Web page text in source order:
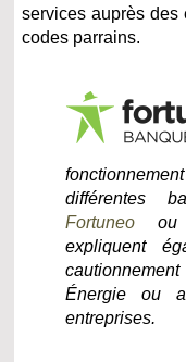
services auprès des
codes parrains.
différentes
Fortuneo ou
expliquent
Énergie ou
entreprises.